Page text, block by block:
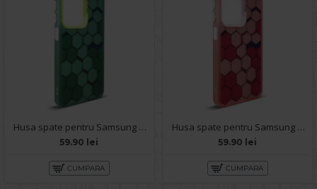
Husa spate pentru Samsung Galaxy A14- Bozo case Verde
59.90 lei
CUMPARA
Husa spate pentru Samsung Galaxy A14- Bozo case Rosu
59.90 lei
CUMPARA